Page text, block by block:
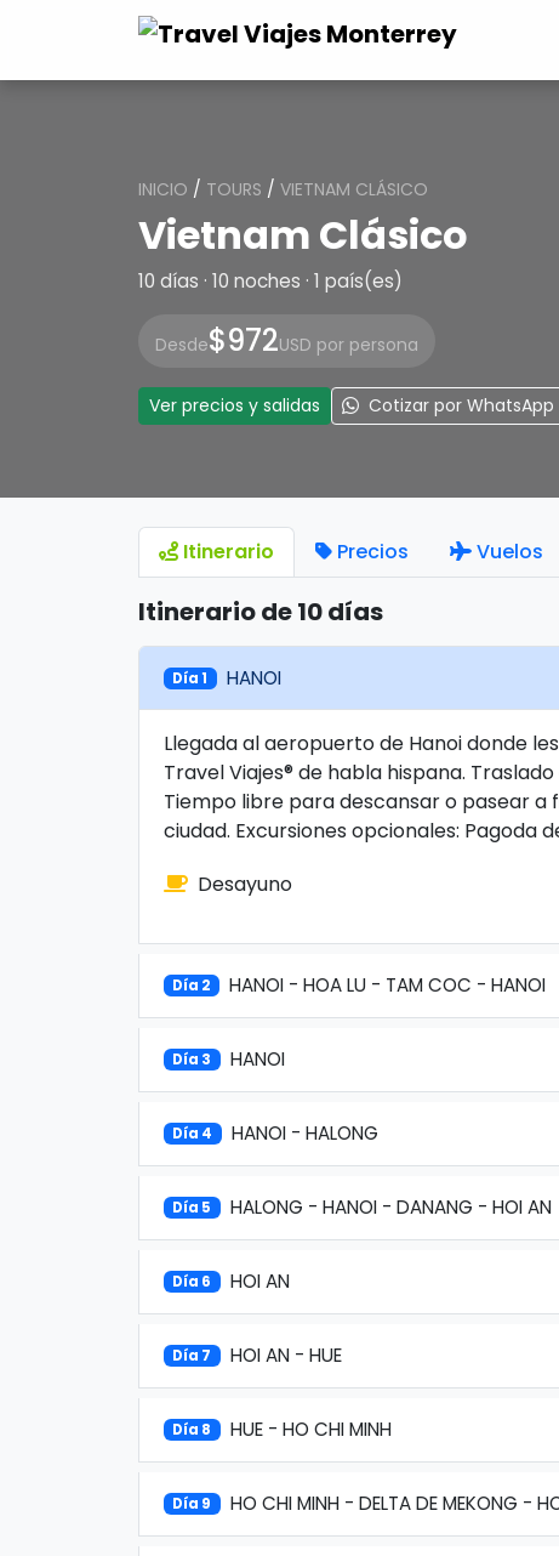
INICIO / TOURS / VIETNAM CLÁSICO
Vietnam Clásico
10 días · 10 noches · 1 país(es)
Desde$972USD por persona
Ver precios y salidas Cotizar por WhatsApp
Itinerario Precios Vuelos
Itinerario de 10 días
Día 1 HANOI
Llegada al aeropuerto de Hanoi donde
Travel Viajes® de habla hispana.
Tiempo libre para descansar o pasear
ciudad. Excursiones opcionales: Pagoda
Desayuno
Día 2 HANOI - HOA LU - TAM COC - HANOI
Día 3 HANOI
Día 4 HANOI - HALONG
Día 5 HALONG - HANOI - DANANG - HOI AN
Día 6 HOI AN
Día 7 HOI AN - HUE
Día 8 HUE - HO CHI MINH
Día 9 HO CHI MINH - DELTA DE MEKONG -